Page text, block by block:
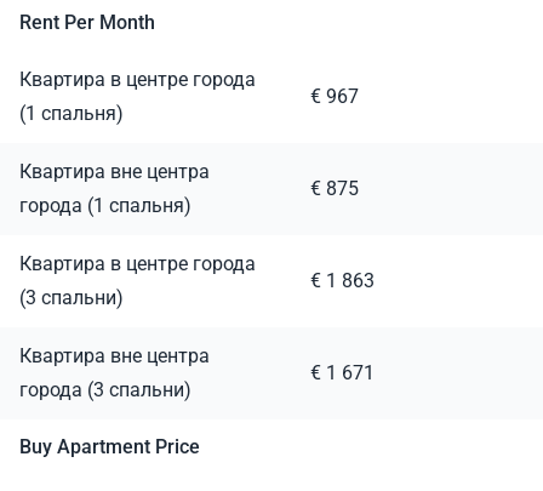
Rent Per Month
Квартира в центре города
(1 спальня)
€ 967
Квартира вне центра
города (1 спальня)
€ 875
Квартира в центре города
(3 спальни)
€ 1 863
Квартира вне центра
города (3 спальни)
€ 1 671
Buy Apartment Price